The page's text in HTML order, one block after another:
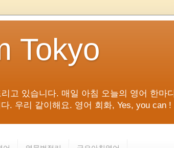
Tokyo
고 있습니다. 매일 아침 오늘의 영어 한마디
. 우리 같이해요. 영어 회화, Yes, you can !